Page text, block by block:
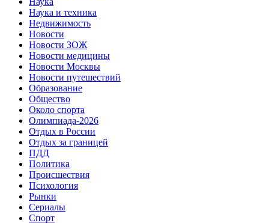
Наука и техника
Недвижимость
Новости
Новости ЗОЖ
Новости медицины
Новости Москвы
Новости путешествий
Образование
Общество
Около спорта
Олимпиада-2026
Отдых в России
Отдых за границей
ПДД
Политика
Происшествия
Психология
Рынки
Сериалы
Спорт